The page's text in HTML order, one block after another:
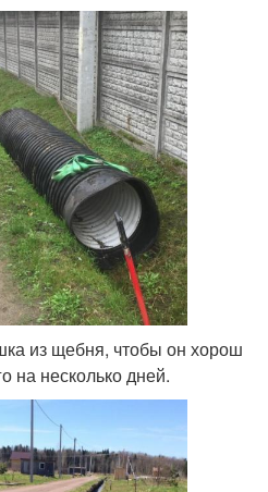
из щебня, чтобы он хорош
на несколько дней.